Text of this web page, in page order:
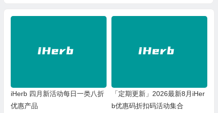
iHerb 四月新活动每日一类八折
优惠产品
「定期更新」2026最新8月iHer
b优惠码折扣码活动集合